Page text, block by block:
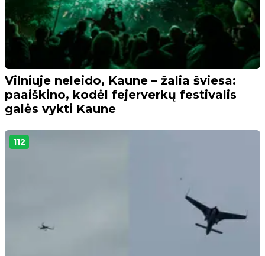
Vilniuje neleido, Kaune – žalia šviesa:
paaiškino, kodėl fejerverkų festivalis
galės vykti Kaune
112